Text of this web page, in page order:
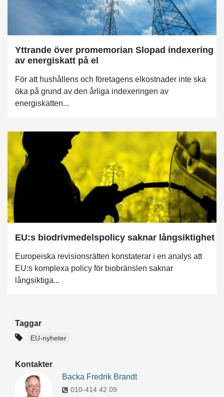
Yttrande över promemorian Slopad indexering
av energiskatt på el
För att hushållens och företagens elkostnader inte ska
öka på grund av den årliga indexeringen av
energiskatten...
EU:s biodrivmedelspolicy saknar långsiktighet
Europeiska revisionsrätten konstaterar i en analys att
EU:s komplexa policy för biobränslen saknar
långsiktiga...
Taggar
EU-nyheter
Kontakter
Backa Fredrik Brandt
010-414 42 09